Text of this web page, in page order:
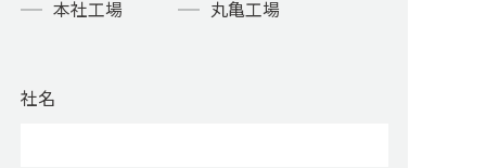
本社工場
丸亀工場
社名